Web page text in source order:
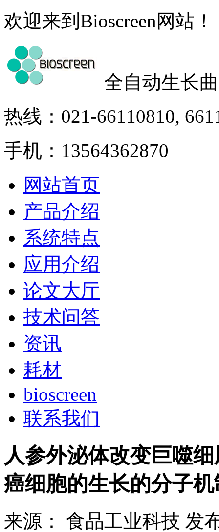
欢迎来到Bioscreen网站！
全自动生长
热线：021-66110810,
手机：13564362870
网站首页
产品介绍
系统特点
应用介绍
论文大厅
技术问答
资讯
耗材
bioscreen
联系我们
人参外泌体改变巨噬
癌细胞的生长的分子
来源： 食品工业科技 发